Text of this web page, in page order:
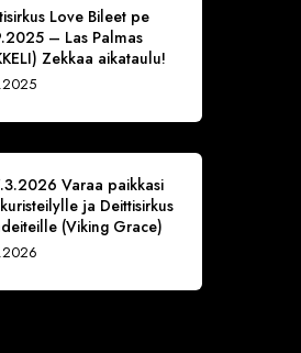
Love Bileet pe
– Las Palmas
Zekkaa aikataulu!
Varaa paikkasi
ja Deittisirkus
(Viking Grace)